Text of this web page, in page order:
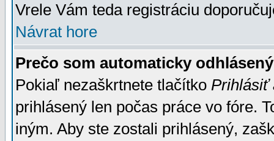
Vrele Vám teda registráciu
Návrat hore
Prečo som automaticky
Pokiaľ nezaškrtnete tlačítko Prihlásiť
prihlásený len počas práce vo fóre.
iným. Aby ste zostali prihlásený,